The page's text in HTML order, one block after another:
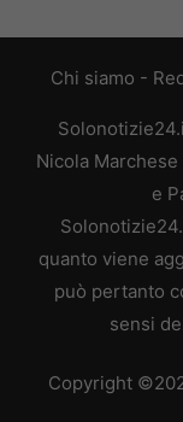
Chi siamo -
Nicola Marchese
e
quanto viene
può pertanto
sensi
Copyright